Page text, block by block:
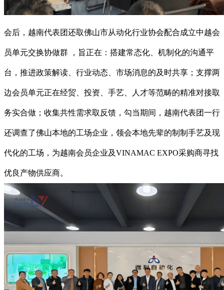
会后，越南代表团还取佛山市从动化行业协会配合成立中越会
员单元交换协做群 ，旨正在：搭建常态化、机制化的沟通平
台，推进政策解读、行业动态、市场消息的及时共享；支撑两
边会员单元正在经贸、投资、手艺、人才等范畴的精准对接取
务实合做；收集共性需求取反馈，勾当期间，越南代表团一行
还调查了佛山本地的工场企业，领会本地先辈的制制手艺及现
代化的工场，为越南会员企业及VINAMAC EXPO采购商寻找
优良产物供应商。